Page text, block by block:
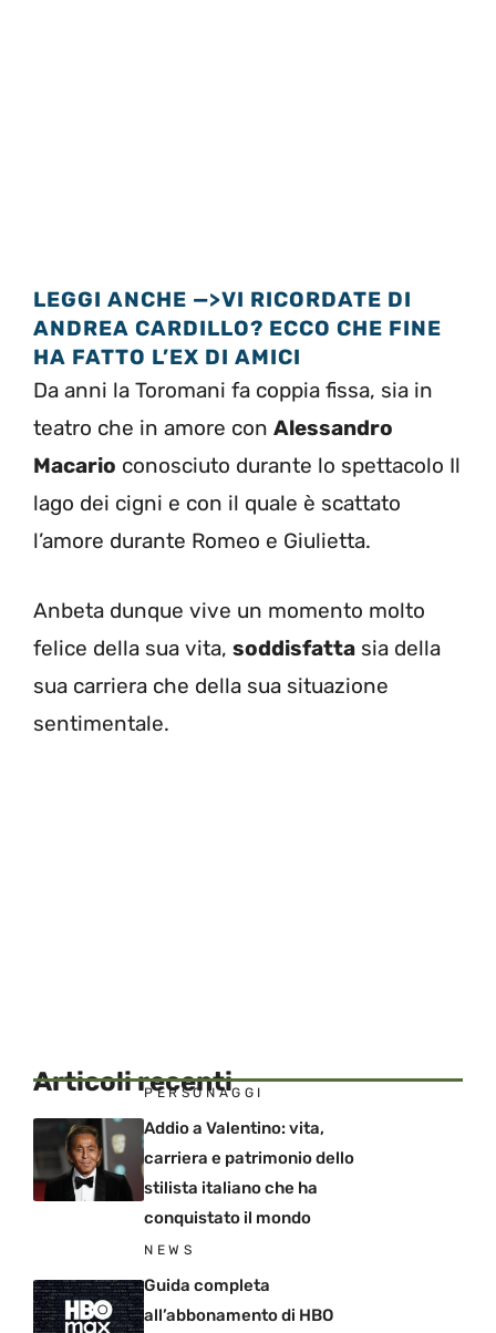
LEGGI ANCHE —>VI RICORDATE DI
ANDREA CARDILLO? ECCO CHE FINE
HA FATTO L’EX DI AMICI
Da anni la Toromani fa coppia fissa, sia in
teatro che in amore con Alessandro
Macario conosciuto durante lo spettacolo Il
lago dei cigni e con il quale è scattato
l’amore durante Romeo e Giulietta.
Anbeta dunque vive un momento molto
felice della sua vita, soddisfatta sia della
sua carriera che della sua situazione
sentimentale.
Articoli recenti
PERSONAGGI
Addio a Valentino: vita,
carriera e patrimonio dello
stilista italiano che ha
conquistato il mondo
NEWS
Guida completa
all’abbonamento di HBO